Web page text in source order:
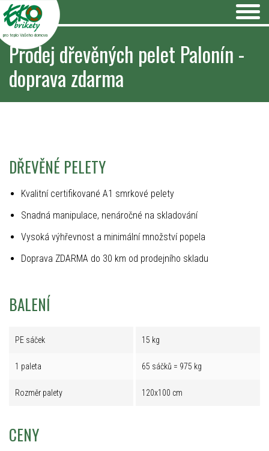
pro teplo Vašeho domova
Prodej dřevěných pelet Palonín -
doprava zdarma
DŘEVĚNÉ PELETY
Kvalitní certifikované A1 smrkové pelety
Snadná manipulace, nenáročné na skladování
Vysoká výhřevnost a minimální množství popela
Doprava ZDARMA do 30 km od prodejního skladu
BALENÍ
PE sáček 15 kg
1 paleta 65 sáčků = 975 kg
Rozměr palety 120x100 cm
CENY